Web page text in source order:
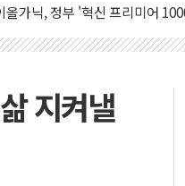
올가닉, 정부 '혁신 프리미어
러스, '갤럭시 Z 플립8·폴드8'
산운용, 팔란티어 급등에 'SOL
남·대구경북 곳곳 '폭염중대경
지켜낼